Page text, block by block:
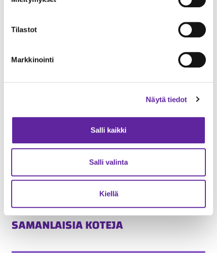
Tilastot
Markkinointi
Näytä tiedot
Salli kaikki
Salli valinta
Kiellä
Puhelin
käsittely*
tallentamisen yhteydenottoa
varten, lisätiedot henkilötietojen
tietosuojaselosteessa.*
Lähetä
SAMANLAISIA KOTEJA